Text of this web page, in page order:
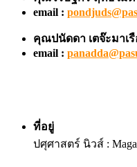
email :
คุณปนัดดา เตจ๊ะมาเ
email :
ที่อยู่
ปศุศาสตร์ นิวส์ :